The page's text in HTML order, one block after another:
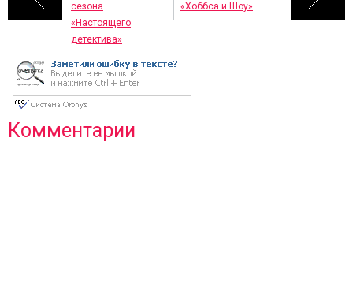
сезона
«Настоящего
детектива»
«Хоббса и Шоу»
Комментарии